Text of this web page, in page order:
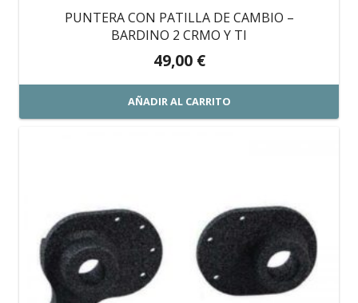
PUNTERA CON PATILLA DE CAMBIO –
BARDINO 2 CRMO Y TI
49,00 €
AÑADIR AL CARRITO